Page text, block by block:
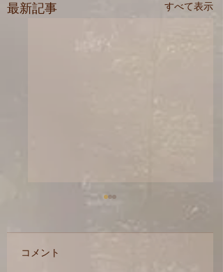
最新記事 すべて表示
コメント